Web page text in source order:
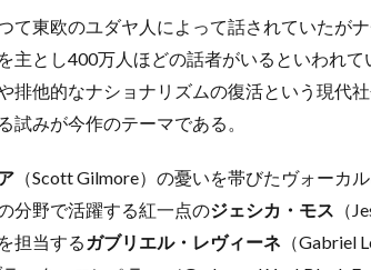
て東欧のユダヤ人によって話されていたが
主とし400万人ほどの話者がいるといわれ
排他的なナショナリズムの復活という現代
試みが今作のテーマである。
（Scott Gilmore）の憂いを帯びたヴォーカ
分野で活躍する紅一点のジェシカ・モス （
担当する ガブリエル・レヴィーネ （Gabriel